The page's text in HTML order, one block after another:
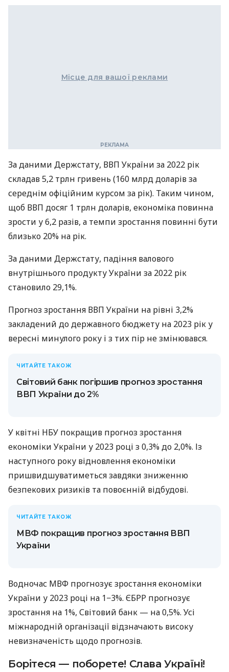
Місце для вашої реклами
За даними Держстату, ВВП України за 2022 рік
складав 5,2 трлн гривень (160 млрд доларів за
середнім офіційним курсом за рік). Таким чином,
щоб ВВП досяг 1 трлн доларів, економіка повинна
зрости у 6,2 разів, а темпи зростання повинні бути
близько 20% на рік.
За даними Держстату, падіння валового
внутрішнього продукту України за 2022 рік
становило 29,1%.
Прогноз зростання ВВП України на рівні 3,2%
закладений до державного бюджету на 2023 рік у
вересні минулого року і з тих пір не змінювався.
ЧИТАЙТЕ ТАКОЖ
Світовий банк погіршив прогноз зростання
ВВП України до 2%
У квітні НБУ покращив прогноз зростання
економіки України у 2023 році з 0,3% до 2,0%. Із
наступного року відновлення економіки
пришвидшуватиметься завдяки зниженню
безпекових ризиків та повоєнній відбудові.
ЧИТАЙТЕ ТАКОЖ
МВФ покращив прогноз зростання ВВП
України
Водночас МВФ прогнозує зростання економіки
України у 2023 році на 1−3%. ЄБРР прогнозує
зростання на 1%, Світовий банк — на 0,5%. Усі
міжнародній організації відзначають високу
невизначеність щодо прогнозів.
Борітеся — поборете! Слава Україні!